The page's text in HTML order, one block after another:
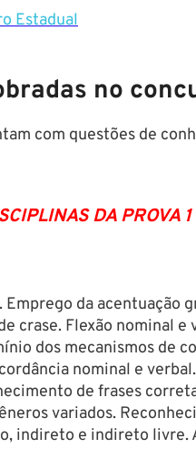
Estadual
no
com questões de
DA PROVA 1
da acentuação
crase. Flexão nominal
dos mecanismos de
nominal e
de frases
variados.
indireto e indireto livre.